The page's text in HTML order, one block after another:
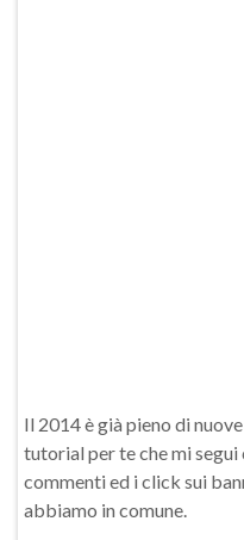
Il 2014 è già pieno di
tutorial per te che mi segui
commenti ed i click sui
abbiamo in comune.